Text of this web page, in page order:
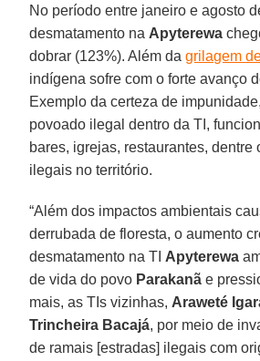
No período entre janeiro e agosto
desmatamento na Apyterewa
dobrar (123%). Além dagrilagem
indígena sofre com o forte avanço
Exemplo da certeza de
povoado ilegal dentro da TI,
bares, igrejas, restaurantes, dentre
ilegais no território.
“Além dos impactos ambientais
derrubada de floresta, o aumento
desmatamento na TI Apyterewa
de vida do povo Parakanã e
mais, as TIs vizinhas, Araweté
Trincheira Bacajá, por meio de
de ramais [estradas] ilegais com